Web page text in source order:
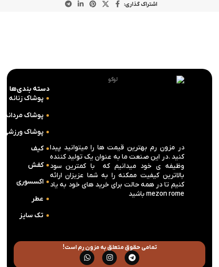
اشتراک گذاری:
در مزون رم بهترین قیمت ها را میتوانید پیدا
کنید .در این صنعت ما به عنوان یک تولید کننده
وظیفه ی خود میدانیم که با کمترین سود
بالاترین کیفیت ممکنه را به شما عزیزان ارائه
کنیم تا در همه حالت برای خرید های خود به یاد
mezon rome باشید
دسته بندی‌ها
پوشاک زنانه
پوشاک مردانه
پوشاک ورزشی
کیف
کفش
اکسسوری
عطر
تک سایز
تمامی حقوق متعلق به مزون رم است!